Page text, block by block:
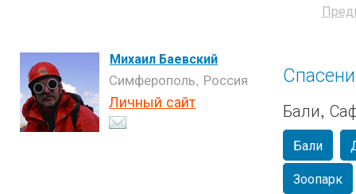
Михаил Баевский
Симферополь, Россия
Личный сайт Бали,
Бали
Зоопарк